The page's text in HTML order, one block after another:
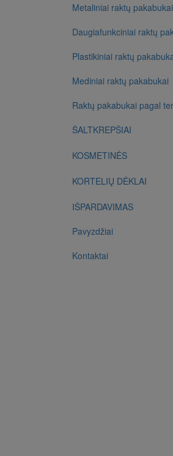
Metaliniai raktų pakabukai
Daugiafunkciniai raktų
Plastikiniai raktų
Mediniai raktų pakabukai
Raktų pakabukai pagal
ŠALTKREPŠIAI
KOSMETINĖS
KORTELIŲ DĖKLAI
IŠPARDAVIMAS
Pavyzdžiai
Kontaktai